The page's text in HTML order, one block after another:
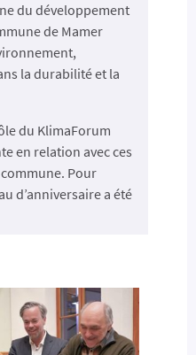
du développement
de Mamer
la durabilité et la
du KlimaForum
en relation avec ces
Pour
d’anniversaire a été